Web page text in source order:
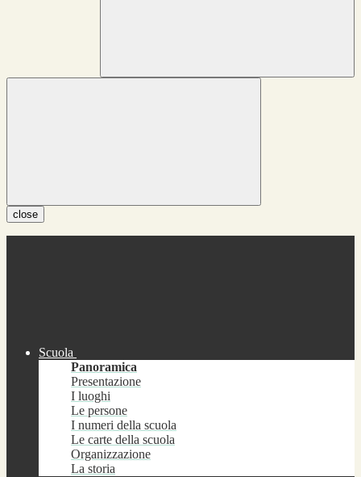
close
Scuola
Panoramica
Presentazione
I luoghi
Le persone
I numeri della scuola
Le carte della scuola
Organizzazione
La storia